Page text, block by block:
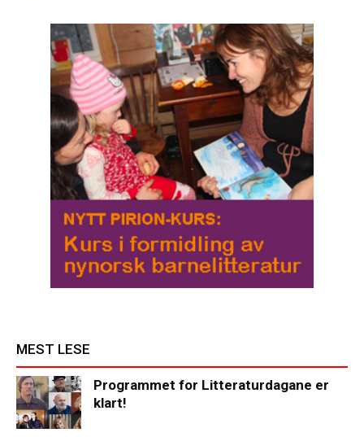
MEST LESE
Programmet for Litteraturdagane er
klart!